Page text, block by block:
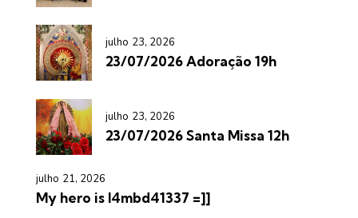
julho 23, 2026
23/07/2026 Adoração 19h
julho 23, 2026
23/07/2026 Santa Missa 12h
julho 21, 2026
My hero is l4mbd41337 =]]